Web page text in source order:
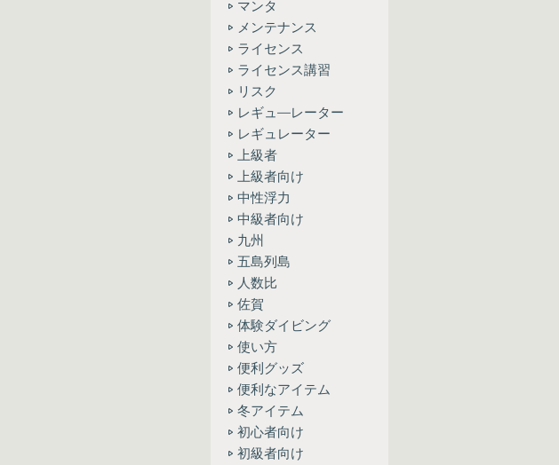
マンタ
メンテナンス
ライセンス
ライセンス講習
リスク
レギュ―レーター
レギュレーター
上級者
上級者向け
中性浮力
中級者向け
九州
五島列島
人数比
佐賀
体験ダイビング
使い方
便利グッズ
便利なアイテム
冬アイテム
初心者向け
初級者向け